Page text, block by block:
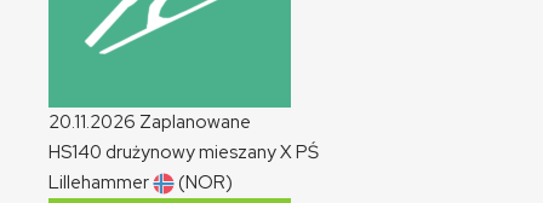
20.11.2026 Zaplanowane
HS140 drużynowy mieszanyXPŚ
Lillehammer
(NOR)